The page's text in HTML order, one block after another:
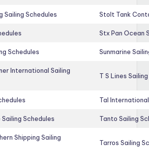
Sailing Schedules Stolt Tank
Stx Pan Ocean
Schedules Sunmarine
International Sailing
T S Lines
Tal
Schedules Tanto Sailing
Shipping Sailing
Tarros Sailing